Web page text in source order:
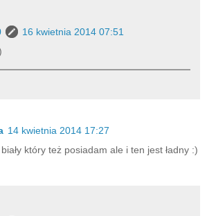
16 kwietnia 2014 07:51
14 kwietnia 2014 17:27
który też posiadam ale i ten jest ładny :)